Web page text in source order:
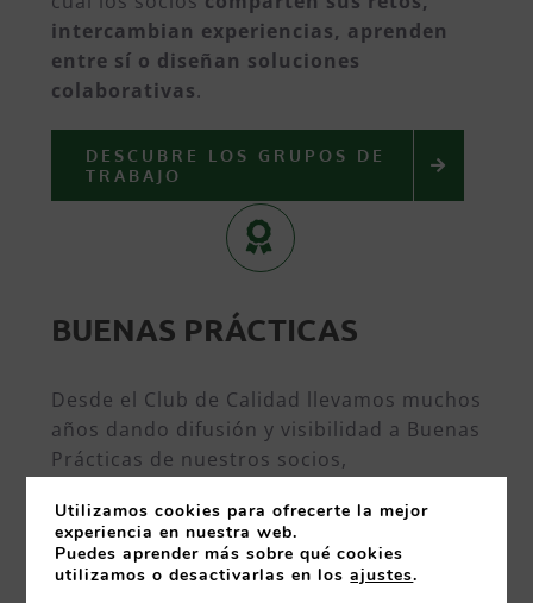
intercambian experiencias, aprenden
entre sí o diseñan soluciones
colaborativas.
DESCUBRE LOS GRUPOS DE
TRABAJO
BUENAS PRÁCTICAS
Desde el Club de Calidad llevamos muchos
años dando difusión y visibilidad a Buenas
Prácticas de nuestros socios,
entre personas y el organizaciones del
Club.
Utilizamos cookies para ofrecerte la mejor
experiencia en nuestra web.
Puedes aprender más sobre qué cookies
utilizamos o desactivarlas en losajustes.